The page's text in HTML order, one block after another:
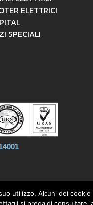
ELETTRICI
SPECIALI
utilizzo. Alcuni dei
si prega di consultare